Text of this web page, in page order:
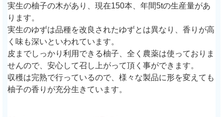
実生の柚子の木があり、現在150本、年間5tの生産量があ
ります。
実生のゆずは品種を改良されたゆずとは異なり、香りが高
く味も深いといわれています。
皮までしっかり利用できる柚子、全く農薬は使っておりま
せんので、安心して召し上がって頂く事ができます。
収穫は完熟で行っているので、様々な製品に形を変えても
柚子の香りが充分生きています。